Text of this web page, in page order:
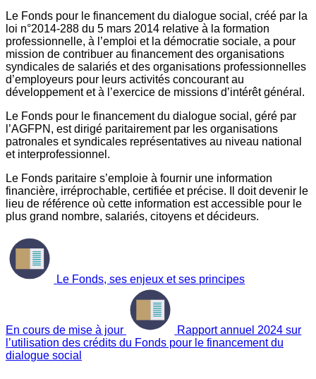
Le Fonds pour le financement du dialogue social, créé par la
loi n°2014-288 du 5 mars 2014 relative à la formation
professionnelle, à l’emploi et la démocratie sociale, a pour
mission de contribuer au financement des organisations
syndicales de salariés et des organisations professionnelles
d’employeurs pour leurs activités concourant au
développement et à l’exercice de missions d’intérêt général.
Le Fonds pour le financement du dialogue social, géré par
l’AGFPN, est dirigé paritairement par les organisations
patronales et syndicales représentatives au niveau national
et interprofessionnel.
Le Fonds paritaire s’emploie à fournir une information
financière, irréprochable, certifiée et précise. Il doit devenir le
lieu de référence où cette information est accessible pour le
plus grand nombre, salariés, citoyens et décideurs.
Le Fonds, ses enjeux et ses principes
En cours de mise à jour
Rapport annuel 2024 sur
l’utilisation des crédits du Fonds pour le financement du
dialogue social